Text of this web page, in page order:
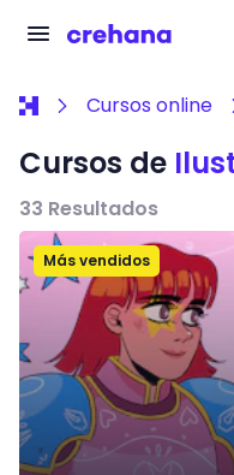
Cursos online
Cursos de
33 Resultados
Más vendidos